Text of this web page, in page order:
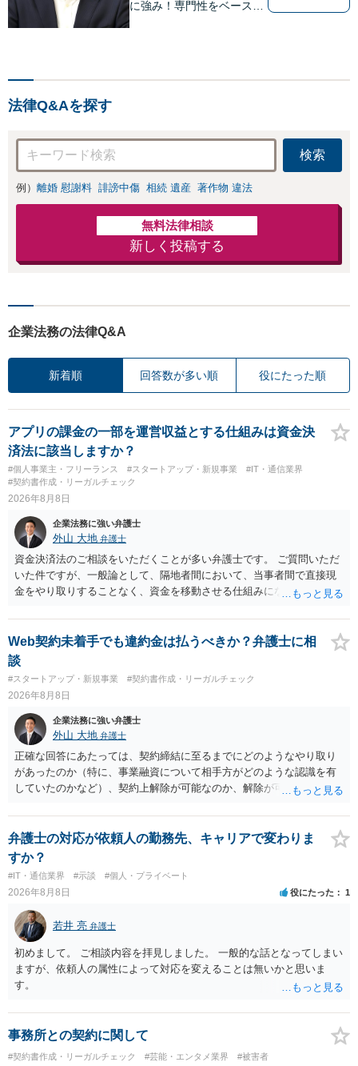
に強み！専門性をベースに
法律Q&Aを探す
検索
例） 離婚 慰謝料 誹謗中傷 相続 遺産 著作物 違法
無料法律相談
新しく投稿する
企業法務の法律Q&A
新着順 回答数が多い順 役にたった順
アプリの課金の一部を運営収益とする仕組みは資金決
済法に該当しますか？
#個人事業主・フリーランス #スタートアップ・新規事業
#IT・通信業界
#契約書作成・リーガルチェック
2026年8月8日
企業法務に強い弁護士
外山 大地 弁護士
資金決済法のご相談をいただくことが多い弁護士です。 ご質問いただ
いた件ですが、一般論として、隔地者間において、当事者間で直接現
金をやり取りすることなく、資金を移動させる仕組みになりますの
も、為替取引に該当し得る場合であっても、いわゆる収納代行とし
て、資金移動業の規制の対象外となる余地があります。 この点につい
ては、単に「利用者から資金を受け取り、寄付団体に送金する」とい
う資金の流れだけで判断することはできず、アプリの仕組みが利用者
と寄付団体をつなぐプラットフォームとしてどのように位置付けられ
るのか、利用者からの支払がどのような性質のものなのか、寄付の意
思決定や寄付のタイミングがどのように設定されているのかなど、具
体的なサービスの座組を踏まえて検討する必要があります。 そのた
め、現在検討されているアプリについて、資金移動業に該当する可能
性があるか、また、該当する場合にどのようなサービス設計にすれば
資金移動業に該当しない形（収納代行など）で運用できるかについて
は、具体的なサービスの仕組みを確認した上で、個別に弁護士へご相
談いただくことをお勧めいたします。
Web契約未着手でも違約金は払うべきか？弁護士に相
談
#スタートアップ・新規事業 #契約書作成・リーガルチェック
2026年8月8日
企業法務に強い弁護士
外山 大地 弁護士
正確な回答にあたっては、契約締結に至るまでにどのようなやり取り
があったのか（特に、事業融資について相手方がどのような認識を有
していたのかなど）、契約上解除が可能なのか、解除が可能であると
的な経緯を踏まえて精査する必要がございます。 そのため、事情をお
伺いした上での検討が必要となりますので、個別に弁護士へのご相談
をご検討いただければと存じます。
弁護士の対応が依頼人の勤務先、キャリアで変わりま
すか？
#IT・通信業界 #示談 #個人・プライベート
2026年8月8日 役にたった 1
若井 亮 弁護士
初めまして。 ご相談内容を拝見しました。 一般的な話となってしまい
ますが、依頼人の属性によって対応を変えることは無いかと思いま
す。
事務所との契約に関して
#契約書作成・リーガルチェック #芸能・エンタメ業界 #被害者